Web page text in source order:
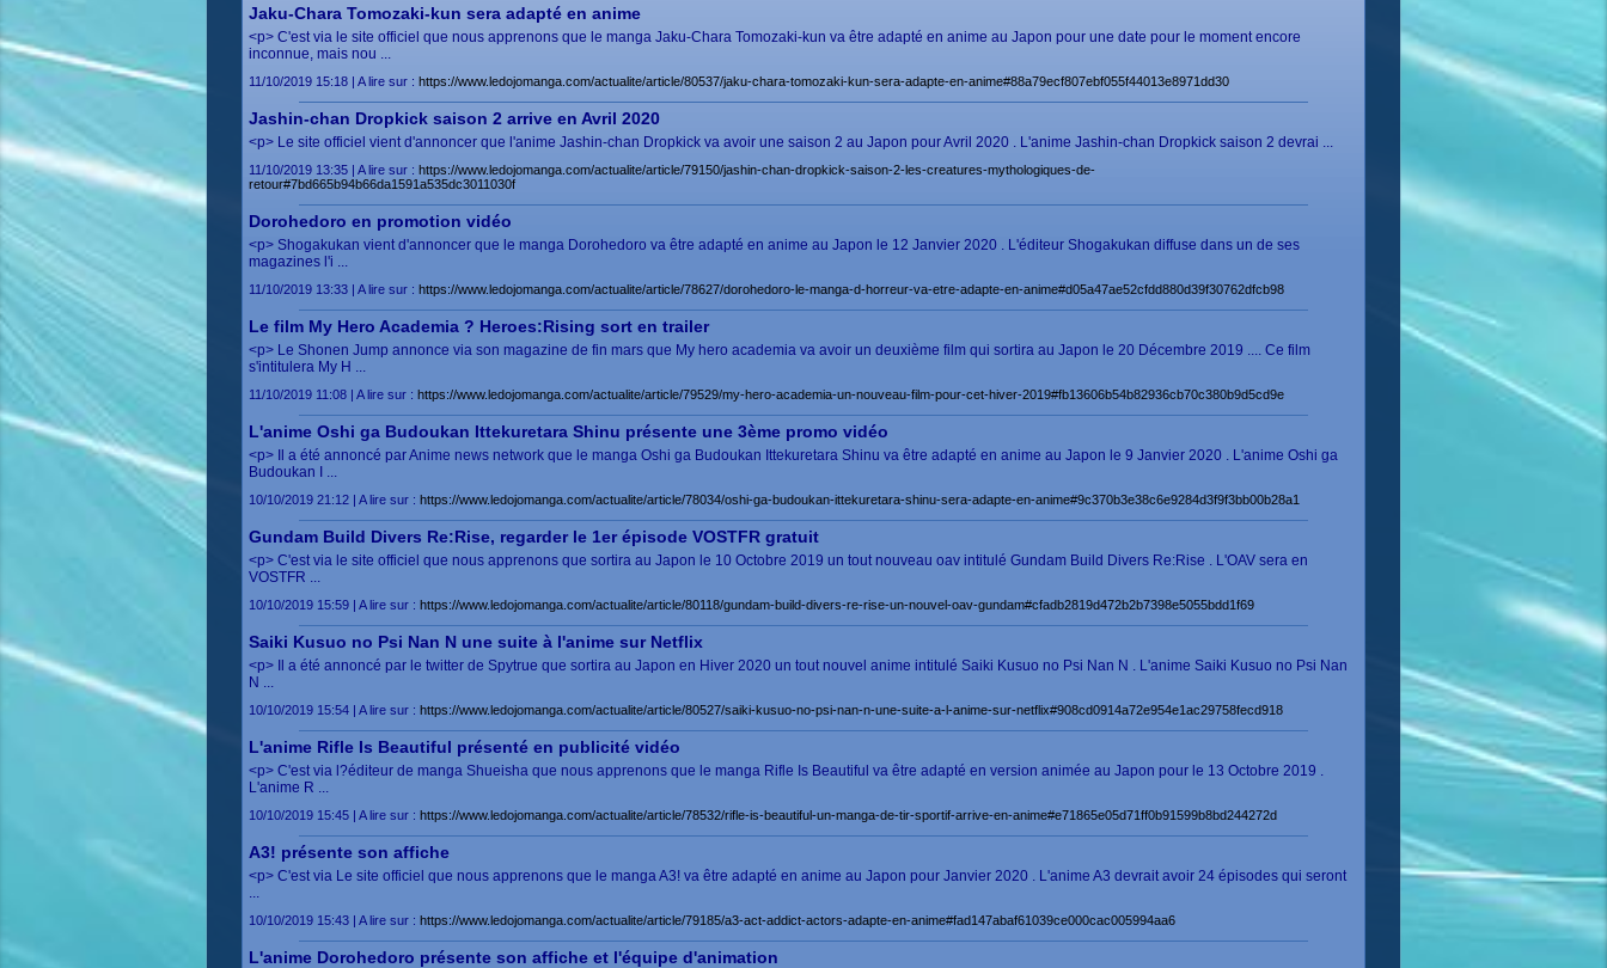
Jaku-Chara Tomozaki-kun sera adapté en anime
<p> C'est via le site officiel que nous apprenons que le manga Jaku-Chara Tomozaki-kun va être adapté en anime au Japon pour une date pour le moment encore
inconnue, mais nou ...
11/10/2019 15:18 | A lire sur : https://www.ledojomanga.com/actualite/article/80537/jaku-chara-tomozaki-kun-sera-adapte-en-anime#88a79ecf807ebf055f44013e8971dd30
Jashin-chan Dropkick saison 2 arrive en Avril 2020
<p> Le site officiel vient d'annoncer que l'anime Jashin-chan Dropkick va avoir une saison 2 au Japon pour Avril 2020 . L'anime Jashin-chan Dropkick saison 2 devrai ...
11/10/2019 13:35 | A lire sur : https://www.ledojomanga.com/actualite/article/79150/jashin-chan-dropkick-saison-2-les-creatures-mythologiques-de-
retour#7bd665b94b66da1591a535dc3011030f
Dorohedoro en promotion vidéo
<p> Shogakukan vient d'annoncer que le manga Dorohedoro va être adapté en anime au Japon le 12 Janvier 2020 . L'éditeur Shogakukan diffuse dans un de ses
magazines l'i ...
11/10/2019 13:33 | A lire sur : https://www.ledojomanga.com/actualite/article/78627/dorohedoro-le-manga-d-horreur-va-etre-adapte-en-anime#d05a47ae52cfdd880d39f30762dfcb98
Le film My Hero Academia ? Heroes:Rising sort en trailer
<p> Le Shonen Jump annonce via son magazine de fin mars que My hero academia va avoir un deuxième film qui sortira au Japon le 20 Décembre 2019 .... Ce film
s'intitulera My H ...
11/10/2019 11:08 | A lire sur : https://www.ledojomanga.com/actualite/article/79529/my-hero-academia-un-nouveau-film-pour-cet-hiver-2019#fb13606b54b82936cb70c380b9d5cd9e
L'anime Oshi ga Budoukan Ittekuretara Shinu présente une 3ème promo vidéo
<p> Il a été annoncé par Anime news network que le manga Oshi ga Budoukan Ittekuretara Shinu va être adapté en anime au Japon le 9 Janvier 2020 . L'anime Oshi ga
Budoukan I ...
10/10/2019 21:12 | A lire sur : https://www.ledojomanga.com/actualite/article/78034/oshi-ga-budoukan-ittekuretara-shinu-sera-adapte-en-anime#9c370b3e38c6e9284d3f9f3bb00b28a1
Gundam Build Divers Re:Rise, regarder le 1er épisode VOSTFR gratuit
<p> C'est via le site officiel que nous apprenons que sortira au Japon le 10 Octobre 2019 un tout nouveau oav intitulé Gundam Build Divers Re:Rise . L'OAV sera en
VOSTFR ...
10/10/2019 15:59 | A lire sur : https://www.ledojomanga.com/actualite/article/80118/gundam-build-divers-re-rise-un-nouvel-oav-gundam#cfadb2819d472b2b7398e5055bdd1f69
Saiki Kusuo no Psi Nan N une suite à l'anime sur Netflix
<p> Il a été annoncé par le twitter de Spytrue que sortira au Japon en Hiver 2020 un tout nouvel anime intitulé Saiki Kusuo no Psi Nan N . L'anime Saiki Kusuo no Psi Nan
N ...
10/10/2019 15:54 | A lire sur : https://www.ledojomanga.com/actualite/article/80527/saiki-kusuo-no-psi-nan-n-une-suite-a-l-anime-sur-netflix#908cd0914a72e954e1ac29758fecd918
L'anime Rifle Is Beautiful présenté en publicité vidéo
<p> C'est via l?éditeur de manga Shueisha que nous apprenons que le manga Rifle Is Beautiful va être adapté en version animée au Japon pour le 13 Octobre 2019 .
L'anime R ...
10/10/2019 15:45 | A lire sur : https://www.ledojomanga.com/actualite/article/78532/rifle-is-beautiful-un-manga-de-tir-sportif-arrive-en-anime#e71865e05d71ff0b91599b8bd244272d
A3! présente son affiche
<p> C'est via Le site officiel que nous apprenons que le manga A3! va être adapté en anime au Japon pour Janvier 2020 . L'anime A3 devrait avoir 24 épisodes qui seront
...
10/10/2019 15:43 | A lire sur : https://www.ledojomanga.com/actualite/article/79185/a3-act-addict-actors-adapte-en-anime#fad147abaf61039ce000cac005994aa6
L'anime Dorohedoro présente son affiche et l'équipe d'animation